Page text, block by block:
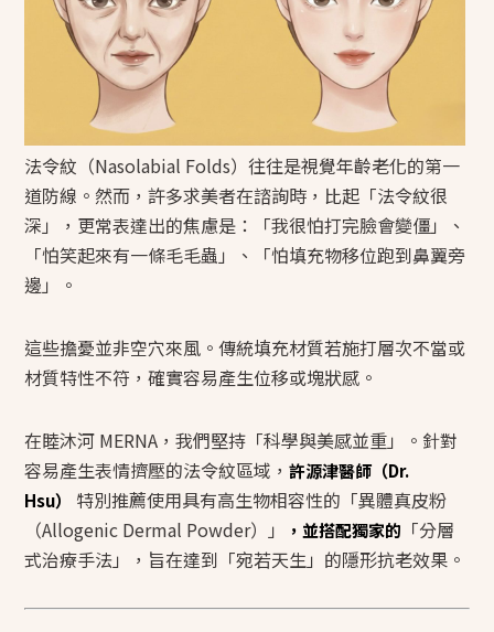
法令紋（Nasolabial Folds）往往是視覺年齡老化的第一
道防線。然而，許多求美者在諮詢時，比起「法令紋很
深」，更常表達出的焦慮是：「我很怕打完臉會變僵」、
「怕笑起來有一條毛毛蟲」、「怕填充物移位跑到鼻翼旁
邊」。
這些擔憂並非空穴來風。傳統填充材質若施打層次不當或
材質特性不符，確實容易產生位移或塊狀感。
在睦沐河 MERNA，我們堅持「科學與美感並重」。針對
容易產生表情擠壓的法令紋區域，許源津醫師（Dr.
Hsu）
特別推薦使用具有高生物相容性的「異體真皮粉
（Allogenic Dermal Powder）」
，並搭配獨家的 「分層
式治療手法」，旨在達到「宛若天生」的隱形抗老效果。